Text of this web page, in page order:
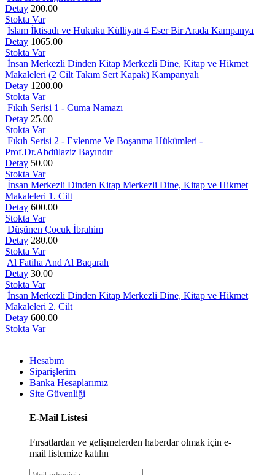
Detay 200.00
Stokta Var
İslam İktisadı ve Hukuku Külliyatı 4 Eser Bir Arada Kampanya
Detay 1065.00
Stokta Var
İnsan Merkezli Dinden Kitap Merkezli Dine, Kitap ve Hikmet
Makaleleri (2 Cilt Takım Sert Kapak) Kampanyalı
Detay 1200.00
Stokta Var
Fıkıh Serisi 1 - Cuma Namazı
Detay 25.00
Stokta Var
Fıkıh Serisi 2 - Evlenme Ve Boşanma Hükümleri -
Prof.Dr.Abdülaziz Bayındır
Detay 50.00
Stokta Var
İnsan Merkezli Dinden Kitap Merkezli Dine, Kitap ve Hikmet
Makaleleri 1. Cilt
Detay 600.00
Stokta Var
Düşünen Çocuk İbrahim
Detay 280.00
Stokta Var
Al Fatiha And Al Baqarah
Detay 30.00
Stokta Var
İnsan Merkezli Dinden Kitap Merkezli Dine, Kitap ve Hikmet
Makaleleri 2. Cilt
Detay 600.00
Stokta Var
Hesabım
Siparişlerim
Banka Hesaplarımız
Site Güvenliği
E-Mail Listesi
Fırsatlardan ve gelişmelerden haberdar olmak için e-
mail listemize katılın